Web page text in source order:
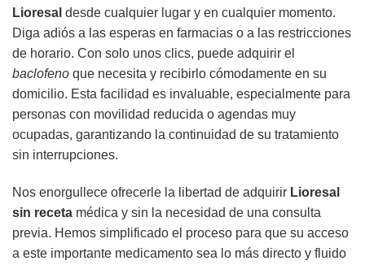
Lioresal desde cualquier lugar y en cualquier momento.
Diga adiós a las esperas en farmacias o a las restricciones
de horario. Con solo unos clics, puede adquirir el
baclofeno que necesita y recibirlo cómodamente en su
domicilio. Esta facilidad es invaluable, especialmente para
personas con movilidad reducida o agendas muy
ocupadas, garantizando la continuidad de su tratamiento
sin interrupciones.
Nos enorgullece ofrecerle la libertad de adquirir Lioresal
sin receta médica y sin la necesidad de una consulta
previa. Hemos simplificado el proceso para que su acceso
a este importante medicamento sea lo más directo y fluido